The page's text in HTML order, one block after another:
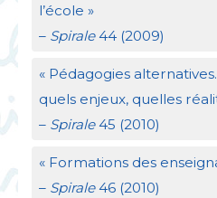
l’école »
– Spirale44 (2009)
« Pédagogies
quels enjeux, quelles
– Spirale45 (2010)
« Formations des
– Spirale46 (2010)